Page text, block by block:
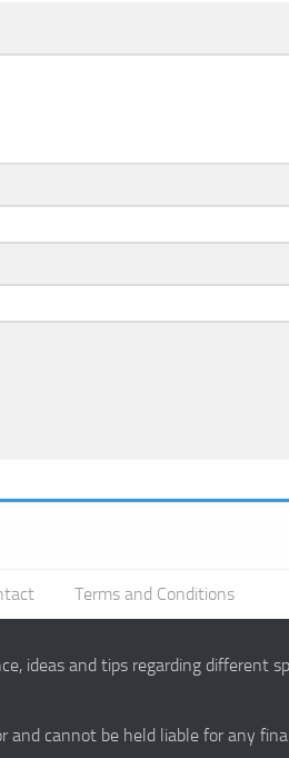
Terms and Conditions
ideas and tips regarding different
cannot be held liable for any